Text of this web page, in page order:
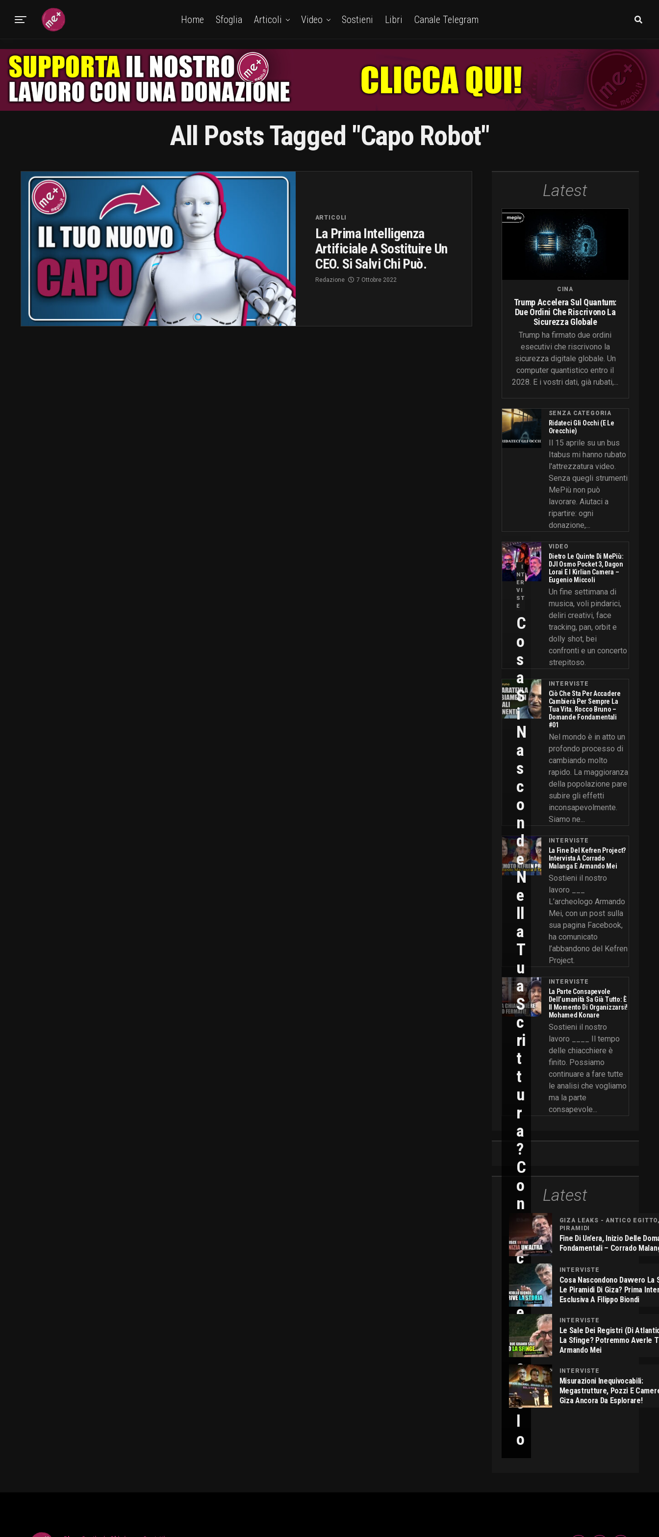
Home Sfoglia Articoli Video Sostieni Libri Canale Telegram
All Posts Tagged "capo Robot"
ARTICOLI
La Prima Intelligenza
Artificiale A Sostituire Un
CEO. Si Salvi Chi Può.
Redazione 7 Ottobre 2022
Latest
CINA
Trump Accelera Sul Quantum:
Due Ordini Che Riscrivono La
Sicurezza Globale
Trump ha firmato due ordini
esecutivi che riscrivono la
sicurezza digitale globale. Un
computer quantistico entro il
2028. E i vostri dati, già rubati,...
SENZA CATEGORIA
Ridateci Gli Occhi (e Le
Orecchie)
Il 15 aprile su un bus
Itabus mi hanno rubato
l'attrezzatura video.
Senza quegli strumenti
MePiù non può
lavorare. Aiutaci a
ripartire: ogni
donazione,...
VIDEO
Dietro Le Quinte Di MePiù:
DJI Osmo Pocket 3, Dagon
Lorai E I Kirlian Camera –
Eugenio Miccoli
Un fine settimana di
musica, voli pindarici,
deliri creativi, face
tracking, pan, orbit e
dolly shot, bei
confronti e un concerto
strepitoso.
INTERVISTE
Ciò Che Sta Per Accadere
Cambierà Per Sempre La
Tua Vita. Rocco Bruno –
Domande Fondamentali
#01
Nel mondo è in atto un
profondo processo di
cambiando molto
rapido. La maggioranza
della popolazione pare
subire gli effetti
inconsapevolmente.
Siamo ne...
INTERVISTE
La Fine Del Kefren Project?
Intervista A Corrado
Malanga E Armando Mei
Sostieni il nostro
lavoro ___
L’archeologo Armando
Mei, con un post sulla
sua pagina Facebook,
ha comunicato
l’abbandono del Kefren
Project.
INTERVISTE
La Parte Consapevole
Dell’umanità Sa Già Tutto: È
Il Momento Di Organizzarsi!
Mohamed Konare
Sostieni il nostro
lavoro ____ Il tempo
delle chiacchiere è
finito. Possiamo
continuare a fare tutte
le analisi che vogliamo
ma la parte
consapevole...
Latest
I
NT
ER
VI
ST
E
C
O
S
A
S
I
N
A
S
C
O
N
D
E
N
E
Ll
A
T
U
A
S
C
Ri
T
T
U
R
A
?
C
O
N
I
C
L
E
C
I
C
C
O
L
O
GIZA LEAKS - ANTICO
PIRAMIDI
Fine Di Un’era, Inizio Delle
Fondamentali – Corrado
INTERVISTE
Cosa Nascondono Davvero La
Le Piramidi Di Giza? Prima
Esclusiva A Filippo Biondi
INTERVISTE
Le Sale Dei Registri (di
La Sfinge? Potremmo Averle
Armando Mei
INTERVISTE
Misurazioni Inequivocabili:
Megastrutture, Pozzi E
Giza Ancora Da Esplorare!